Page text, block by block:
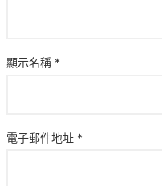
顯示名稱 *
電子郵件地址 *